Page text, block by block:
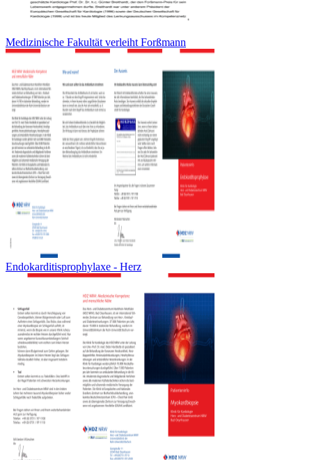
Medizinische Fakultät verleiht Forßmann
Endokarditisprophylaxe - Herz